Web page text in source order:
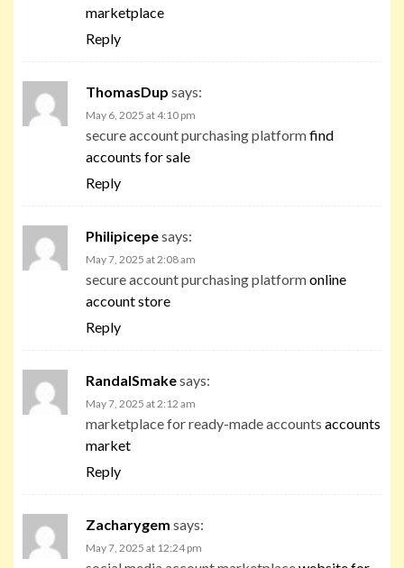
marketplace
Reply
ThomasDup says:
May 6, 2025 at 4:10 pm
secure account purchasing platformfind
accounts for sale
Reply
Philipicepesays:
May 7, 2025 at 2:08 am
secure account purchasing platformonline
account store
Reply
RandalSmakesays:
May 7, 2025 at 2:12 am
marketplace for ready-made accounts accounts
market
Reply
Zacharygem says:
May 7, 2025 at 12:24 pm